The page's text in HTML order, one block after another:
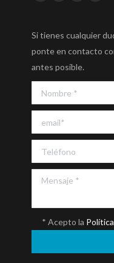
Si tienes cualquier
ponte en contacto
antes posible.
* Acepto la